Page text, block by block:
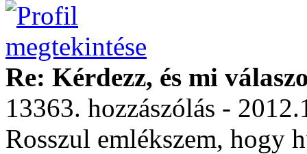
Re: Kérdezz, és mi
13363. hozzászólás -
Rosszul emlékszem, hogy